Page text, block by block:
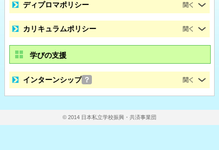
ディプロマポリシー
カリキュラムポリシー
学びの支援
インターンシップ ？
© 2014 日本私立学校振興・共済事業団